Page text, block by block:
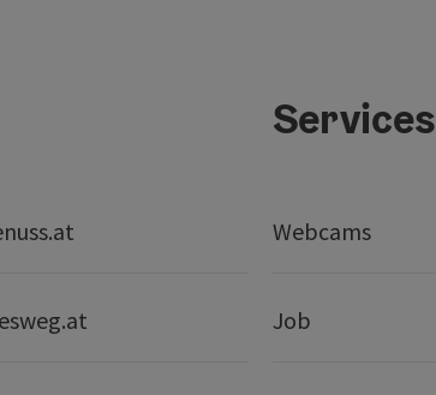
Services
Webcams
Job